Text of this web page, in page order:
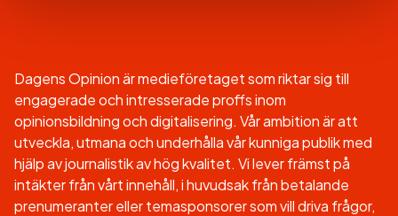
Dagens Opinion är medieföretaget som riktar sig till
engagerade och intresserade proffs inom
opinionsbildning och digitalisering. Vår ambition är att
utveckla, utmana och underhålla vår kunniga publik med
hjälp av journalistik av hög kvalitet. Vi lever främst på
intäkter från vårt innehåll, i huvudsak från betalande
prenumeranter eller temasponsorer som vill driva frågor,